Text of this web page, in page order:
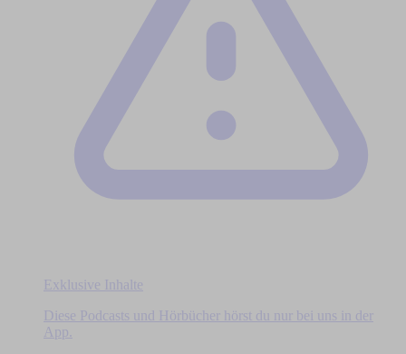
Exklusive Inhalte
Diese Podcasts und Hörbücher hörst du nur bei uns in der
App.